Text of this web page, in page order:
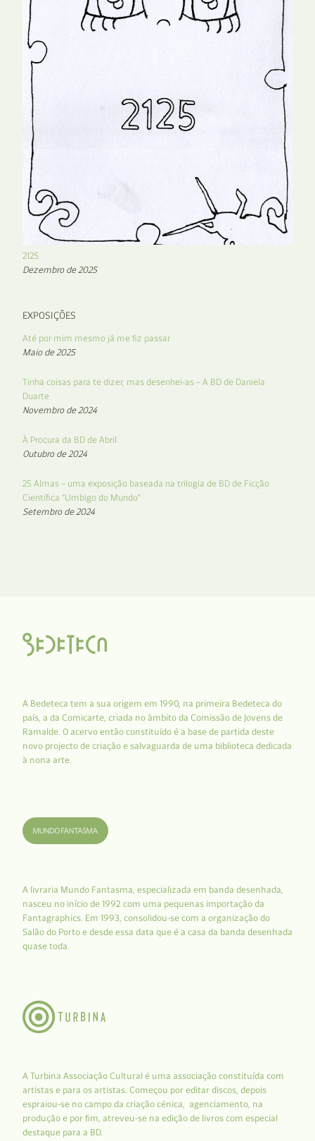
2125
Dezembro de 2025
EXPOSIÇÕES
Até por mim mesmo já me fiz passar
Maio de 2025
Tinha coisas para te dizer, mas desenhei-as – A BD de Daniela
Duarte
Novembro de 2024
À Procura da BD de Abril
Outubro de 2024
25 Almas – uma exposição baseada na trilogia de BD de Ficção
Científica “Umbigo do Mundo”
Setembro de 2024
A Bedeteca tem a sua origem em 1990, na primeira Bedeteca do
país, a da Comicarte, criada no âmbito da Comissão de Jovens de
Ramalde. O acervo então constituído é a base de partida deste
novo projecto de criação e salvaguarda de uma biblioteca dedicada
à nona arte.
A livraria Mundo Fantasma, especializada em banda desenhada,
nasceu no início de 1992 com uma pequenas importação da
Fantagraphics. Em 1993, consolidou-se com a organização do
Salão do Porto e desde essa data que é a casa da banda desenhada
quase toda.
A Turbina Associação Cultural é uma associação constituída com
artistas e para os artistas. Começou por editar discos, depois
espraiou-se no campo da criação cénica, agenciamento, na
produção e por fim, atreveu-se na edição de livros com especial
destaque para a BD.